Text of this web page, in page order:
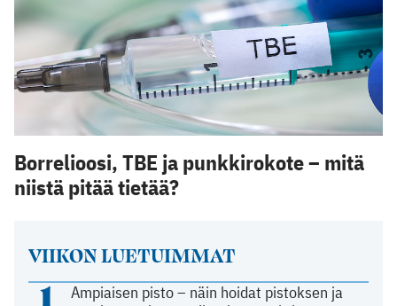
VIIKON LUETUIMMAT
Ampiaisen pisto – näin hoidat pistoksen ja
Borrelioosi, TBE ja punkkirokote – mitä
niistä pitää tietää?